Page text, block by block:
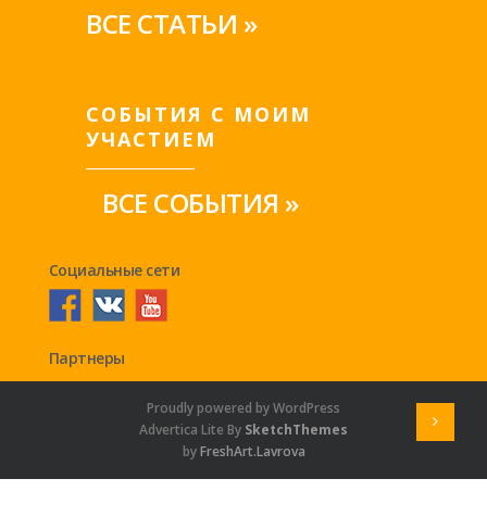
ВСЕ СТАТЬИ »
СОБЫТИЯ С МОИМ
УЧАСТИЕМ
ВСЕ СОБЫТИЯ »
Социальные сети
Партнеры
Proudly powered by WordPress
Advertica Lite By SketchThemes
byFreshArt.Lavrova